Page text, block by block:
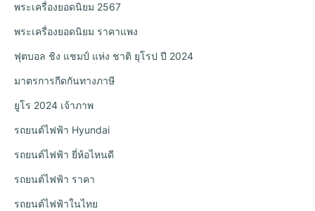
พระเครื่องยอดนิยม 2567
พระเครื่องยอดนิยม ราคาแพง
ฟุตบอล ชิง แชมป์ แห่ง ชาติ ยุโรป ปี 2024
มาตรการกีดกันทางภาษี
ยูโร 2024 เจ้าภาพ
รถยนต์ไฟฟ้า Hyundai
รถยนต์ไฟฟ้า ยี่ห้อไหนดี
รถยนต์ไฟฟ้า ราคา
รถยนต์ไฟฟ้าในไทย